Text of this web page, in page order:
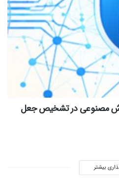
مصنوعی در تشخیص جعل
بیشتر